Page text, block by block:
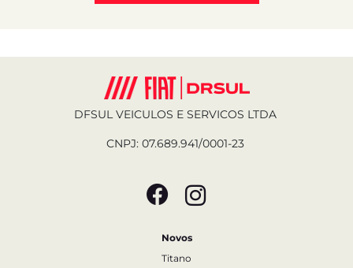
DFSUL VEICULOS E SERVICOS LTDA
CNPJ: 07.689.941/0001-23
Novos
Titano